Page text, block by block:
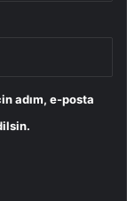
adım, e-posta